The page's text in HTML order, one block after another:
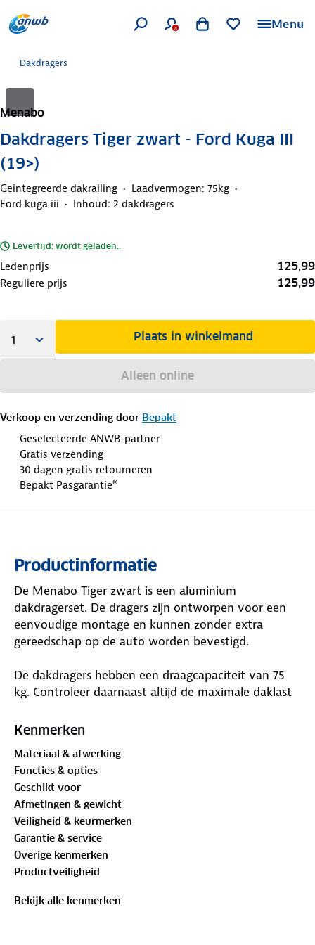
Menu
Dakdragers
Menabo
Dakdragers Tiger zwart - Ford Kuga III
(19>)
Geintegreerde dakrailing
Laadvermogen: 75kg
Ford kuga iii
Inhoud: 2 dakdragers
Levertijd: wordt geladen..
Ledenprijs 125,99
Reguliere prijs 125,99
Plaats in winkelmand
Alleen online
Verkoop en verzending door Bepakt
Geselecteerde ANWB-partner
Gratis verzending
30 dagen gratis retourneren
Bepakt Pasgarantie®
Productinformatie
De Menabo Tiger zwart is een aluminium
dakdragerset. De dragers zijn ontworpen voor een
eenvoudige montage en kunnen zonder extra
gereedschap op de auto worden bevestigd.
De dakdragers hebben een draagcapaciteit van 75
kg. Controleer daarnaast altijd de maximale daklast
kunt meenemen.
De Tiger dakdragers hebben een profiel van 48 mm
breed en 30 mm hoog. Bovenop de drager zit een T-
groef van 21 mm breed. Deze is geschikt voor
accessoires met een T-track bevestiging, zoals
bepaalde fietsendragers, dakkoffers of andere
geschikte dakaccessoires.
Accessoires kunnen ook worden bevestigd met een
U-beugel, mits deze geschikt is voor de breedte van
Kenmerken
Materiaal & afwerking
Functies & opties
Geschikt voor
Afmetingen & gewicht
Veiligheid & keurmerken
Garantie & service
Overige kenmerken
Productveiligheid
Bekijk alle kenmerken